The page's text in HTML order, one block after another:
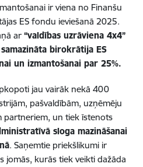
ir viena no Finanšu
ES fondu ieviešanā 2025.
ar “valdības uzrāviena 4x4”
birokrātija ES
un izmantošanai par 25%.
jau vairāk nekā 400
pašvaldībām, uzņēmēju
partneriem, un tiek īstenots
sloga mazināšanai
. Saņemtie priekšlikumi ir
jomās, kurās tiek veikti dažāda